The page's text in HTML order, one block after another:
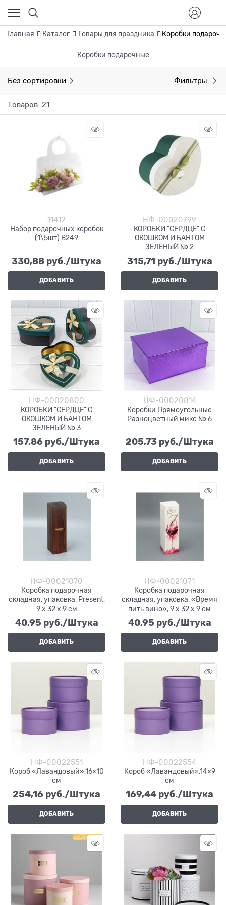
Главная Каталог Товары для праздника Коробки
Коробки подарочные
Без сортировки Фильтры
Товаров: 21
11412
Набор подарочных коробок
(1\5шт) В249
330,88 руб./Штука
ДОБАВИТЬ
НФ-00020799
КОРОБКИ "СЕРДЦЕ" С
ОКОШКОМ И БАНТОМ
ЗЕЛЕНЫЙ № 2
315,71 руб./Штука
ДОБАВИТЬ
НФ-00020800
КОРОБКИ "СЕРДЦЕ" С
ОКОШКОМ И БАНТОМ
ЗЕЛЕНЫЙ № 3
157,86 руб./Штука
ДОБАВИТЬ
НФ-00020814
Коробки Прямоугольные
Разноцветный микс № 6
205,73 руб./Штука
ДОБАВИТЬ
НФ-00021070
Коробка подарочная
складная, упаковка, Present,
9 х 32 х 9 см
40,95 руб./Штука
ДОБАВИТЬ
НФ-00021071
Коробка подарочная
складная, упаковка, «Время
пить вино», 9 х 32 х 9 см
40,95 руб./Штука
ДОБАВИТЬ
НФ-00022551
Короб «Лавандовый»,16×10
см
254,16 руб./Штука
ДОБАВИТЬ
НФ-00022554
Короб «Лавандовый»,14×9
см
169,44 руб./Штука
ДОБАВИТЬ